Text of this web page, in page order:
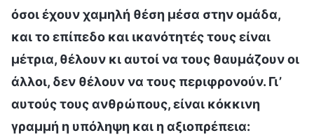
όσοι έχουν χαμηλή θέση μέσα στην ομάδα,
και το επίπεδο και ικανότητές τους είναι
μέτρια, θέλουν κι αυτοί να τους θαυμάζουν οι
άλλοι, δεν θέλουν να τους περιφρονούν. Γι’
αυτούς τους ανθρώπους, είναι κόκκινη
γραμμή η υπόληψη και η αξιοπρέπεια: